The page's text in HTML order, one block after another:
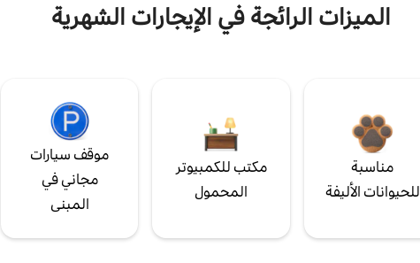
الميزات الرائجة في الإيجارات الشهرية
مناسبة
للحيوانات الأليفة
مكتب للكمبيوتر
المحمول
موقف سيارات
مجاني في
المبنى